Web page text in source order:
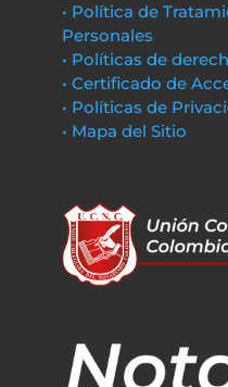
• Política de
Personales
• Políticas de
• Certificado de
• Políticas de
• Mapa del Sitio